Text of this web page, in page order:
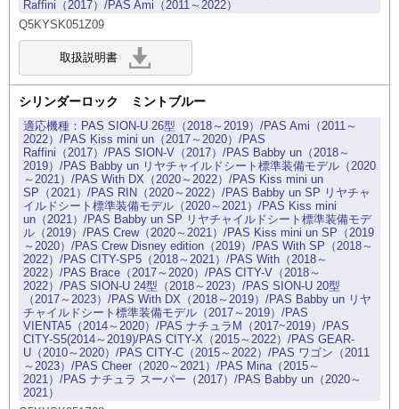
Raffini（2017）/PAS Ami（2011～2022）
Q5KYSK051Z09
シリンダーロック ミントブルー
PAS SION-U 26型（2018～2019）/PAS Ami（2011～
2022）/PAS Kiss mini un（2017～2020）/PAS
Raffini（2017）/PAS SION-V（2017）/PAS Babby un（2018～
2019）/PAS Babby un リヤチャイルドシート標準装備モデル（2020
～2021）/PAS With DX（2020～2022）/PAS Kiss mini un
SP（2021）/PAS RIN（2020～2022）/PAS Babby un SP リヤチャ
イルドシート標準装備モデル（2020～2021）/PAS Kiss mini
un（2021）/PAS Babby un SP リヤチャイルドシート標準装備モデ
ル（2019）/PAS Crew（2020～2021）/PAS Kiss mini un SP（2019
～2020）/PAS Crew Disney edition（2019）/PAS With SP（2018～
2022）/PAS CITY-SP5（2018～2021）/PAS With（2018～
2022）/PAS Brace（2017～2020）/PAS CITY-V（2018～
2022）/PAS SION-U 24型（2018～2023）/PAS SION-U 20型
（2017～2023）/PAS With DX（2018～2019）/PAS Babby un リヤ
チャイルドシート標準装備モデル（2017～2019）/PAS
VIENTA5（2014～2020）/PAS ナチュラM（2017~2019）/PAS
CITY-S5(2014～2019)/PAS CITY-X（2015～2022）/PAS GEAR-
U（2010～2020）/PAS CITY-C（2015～2022）/PAS ワゴン（2011
～2023）/PAS Cheer（2020～2021）/PAS Mina（2015～
2021）/PAS ナチュラ スーパー（2017）/PAS Babby un（2020～
2021）